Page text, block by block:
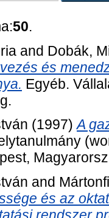
50.
and Dobák,
és
Egyéb.
(1997)A
and
és az